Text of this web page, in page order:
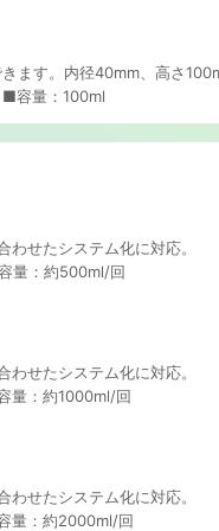
ます。内径40mm、高さ
容量：100ml
せたシステム化に対応。
量：約500ml/回
せたシステム化に対応。
：約1000ml/回
せたシステム化に対応。
量：約2000ml/回